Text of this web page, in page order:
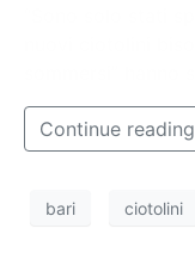
Continue reading
bari ciotolini